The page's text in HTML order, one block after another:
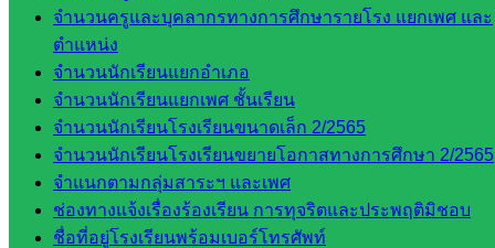
จำนวนครูและบุคลากรทางการศึกษารายโรง แยกเพศ และ
ตำแหน่ง
จำนวนนักเรียนแยกอำเภอ
จำนวนนักเรียนแยกเพศ ชั้นเรียน
จำนวนนักเรียนโรงเรียนขนาดเล็ก 2/2565
จำนวนนักเรียนโรงเรียนขยายโอกาสทางการศึกษา 2/2565
จำแนกตามกลุ่มสาระฯ และเพศ
ช่องทางแจ้งเรื่องร้องเรียน การทุจริตและประพฤติมิชอบ
ชื่อที่อยู่โรงเรียนพร้อมเบอร์โทรศัพท์
พัฒนาครู
และบุ
คลากรฯ
กลุ่มนิ
เทศ
ติดตาม
และประ
เมินผลฯ